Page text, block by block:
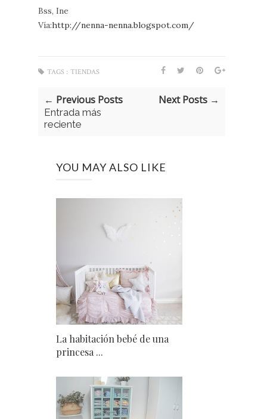
Bss, Ine
Vía:http://nenna-nenna.blogspot.com/
TAGS : TIENDAS
← Previous Posts
Entrada más
reciente
Next Posts →
YOU MAY ALSO LIKE
La habitación bebé de una
princesa ...